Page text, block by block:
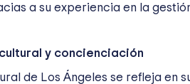
a su experiencia en la
y concienciación
de Los Ángeles se refleja en